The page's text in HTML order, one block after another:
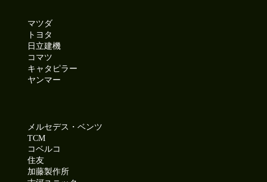
マツダ
トヨタ
日立建機
コマツ
キャタピラー
ヤンマー
メルセデス・ベンツ
TCM
コベルコ
住友
加藤製作所